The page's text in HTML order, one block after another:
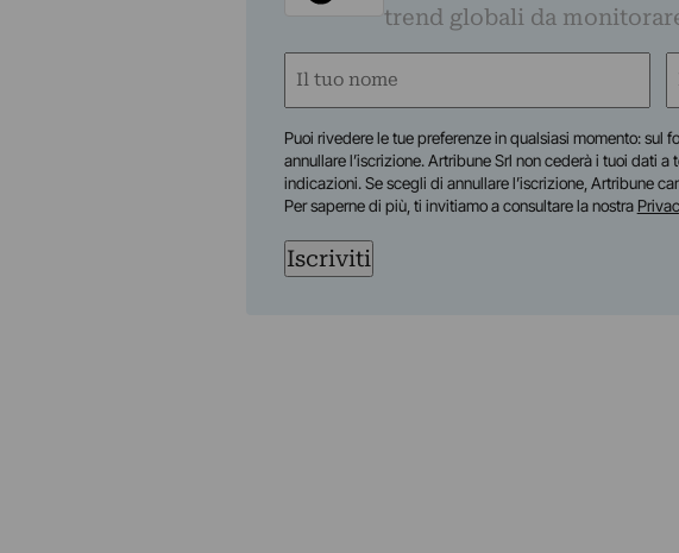
trend globali da
Nome
Puoi rivedere le tue preferenze in qualsiasi momento: sul
annullare l’iscrizione. Artribune Srl non cederà i tuoi dati
indicazioni. Se scegli di annullare l’iscrizione, Artribune
Per saperne di più, ti invitiamo a consultare la nostra
Iscriviti